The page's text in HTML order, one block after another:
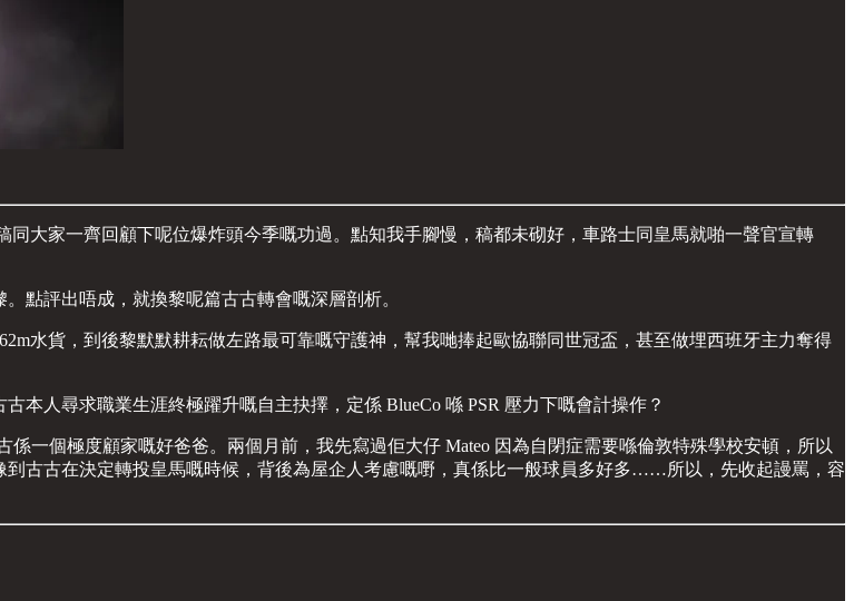
大家一齊回顧下呢位爆炸頭今季嘅功過。點知我手腳慢，稿都未砌好，車路士同皇馬就啪一聲官宣轉
點評出唔成，就換黎呢篇古古轉會嘅深層剖析。
水貨，到後黎默默耕耘做左路最可靠嘅守護神，幫我哋捧起歐協聯同世冠盃，甚至做埋西班牙主力奪得
人尋求職業生涯終極躍升嘅自主抉擇，定係 BlueCo 喺 PSR 壓力下嘅會計操作？
一個極度顧家嘅好爸爸。兩個月前，我先寫過佢大仔 Mateo 因為自閉症需要喺倫敦特殊學校安頓，所以
古古在決定轉投皇馬嘅時候，背後為屋企人考慮嘅嘢，真係比一般球員多好多……所以，先收起謾罵，容